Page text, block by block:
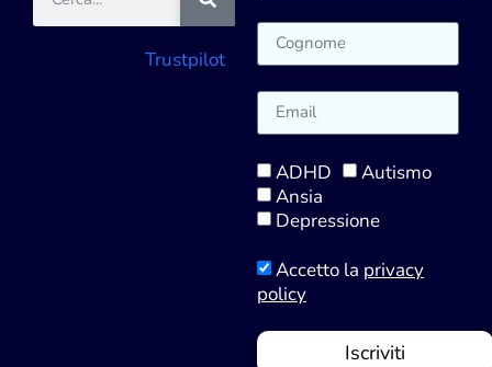
Trustpilot
ADHD
Autismo
Ansia
Depressione
Accetto la privacy
policy
Iscriviti